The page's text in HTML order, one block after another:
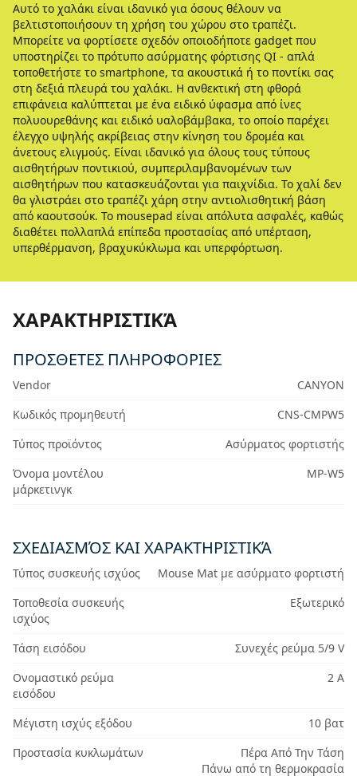
Αυτό το χαλάκι είναι ιδανικό για όσους θέλουν να
βελτιστοποιήσουν τη χρήση του χώρου στο τραπέζι.
Μπορείτε να φορτίσετε σχεδόν οποιοδήποτε gadget που
υποστηρίζει το πρότυπο ασύρματης φόρτισης QI - απλά
τοποθετήστε το smartphone, τα ακουστικά ή το ποντίκι σας
στη δεξιά πλευρά του χαλάκι. Η ανθεκτική στη φθορά
επιφάνεια καλύπτεται με ένα ειδικό ύφασμα από ίνες
πολυουρεθάνης και ειδικό υαλοβάμβακα, το οποίο παρέχει
έλεγχο υψηλής ακρίβειας στην κίνηση του δρομέα και
άνετους ελιγμούς. Είναι ιδανικό για όλους τους τύπους
αισθητήρων ποντικιού, συμπεριλαμβανομένων των
αισθητήρων που κατασκευάζονται για παιχνίδια. Το χαλί δεν
θα γλιστράει στο τραπέζι χάρη στην αντιολισθητική βάση
από καουτσούκ. Το mousepad είναι απόλυτα ασφαλές, καθώς
διαθέτει πολλαπλά επίπεδα προστασίας από υπέρταση,
υπερθέρμανση, βραχυκύκλωμα και υπερφόρτωση.
ΧΑΡΑΚΤΗΡΙΣΤΙΚΆ
ΠΡΟΣΘΕΤΕΣ ΠΛΗΡΟΦΟΡΙΕΣ
Vendor
CANYON
Κωδικός προμηθευτή
CNS-CMPW5
Τύπος προϊόντος
Ασύρματος φορτιστής
Όνομα μοντέλου
μάρκετινγκ
MP-W5
ΣΧΕΔΙΑΣΜΌΣ ΚΑΙ ΧΑΡΑΚΤΗΡΙΣΤΙΚΆ
Τύπος συσκευής ισχύος
Mouse Mat με ασύρματο φορτιστή
Τοποθεσία συσκευής
ισχύος
Εξωτερικό
Τάση εισόδου
Συνεχές ρεύμα 5/9 V
Ονομαστικό ρεύμα
εισόδου
2 Α
Μέγιστη ισχύς εξόδου
10 βατ
Προστασία κυκλωμάτων
Πέρα Από Την Τάση
Πάνω από τη θερμοκρασία